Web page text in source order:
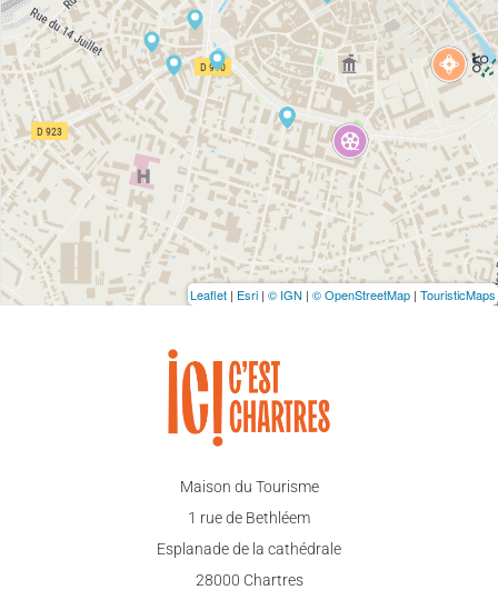
Leaflet | Esri | © IGN | © OpenStreetMap | TouristicMaps
Maison du Tourisme
1 rue de Bethléem
Esplanade de la cathédrale
28000 Chartres